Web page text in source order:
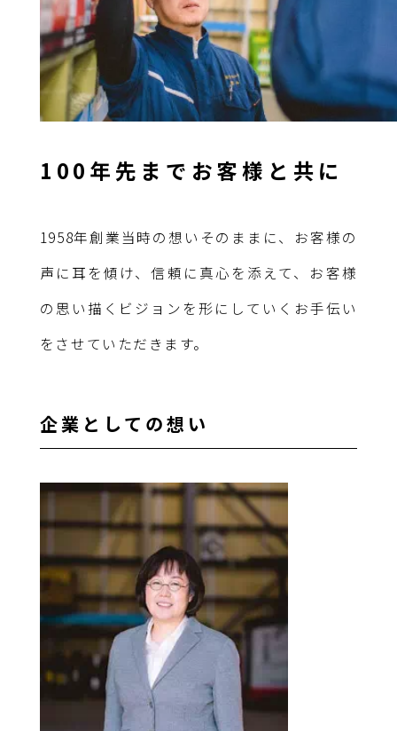
100年先までお客様と共に
1958年創業当時の想いそのままに、お客様の
声に耳を傾け、信頼に真心を添えて、お客様
の思い描くビジョンを形にしていくお手伝い
をさせていただきます。
企業としての想い